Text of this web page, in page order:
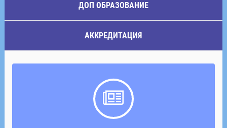
ДОП ОБРАЗОВАНИЕ
АККРЕДИТАЦИЯ